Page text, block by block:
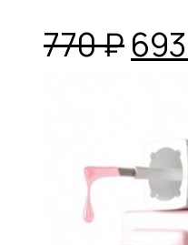
770₽693